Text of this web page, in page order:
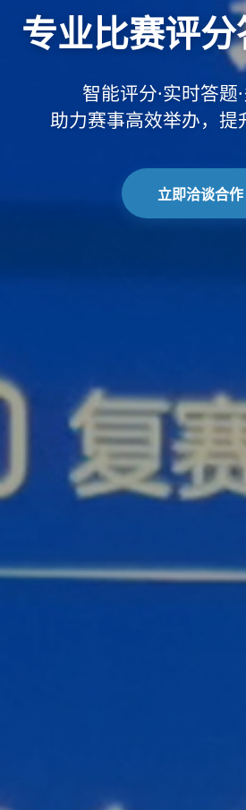
专业比赛评
智能评分·实时答题
助力赛事高效举办，提
立即洽谈合作